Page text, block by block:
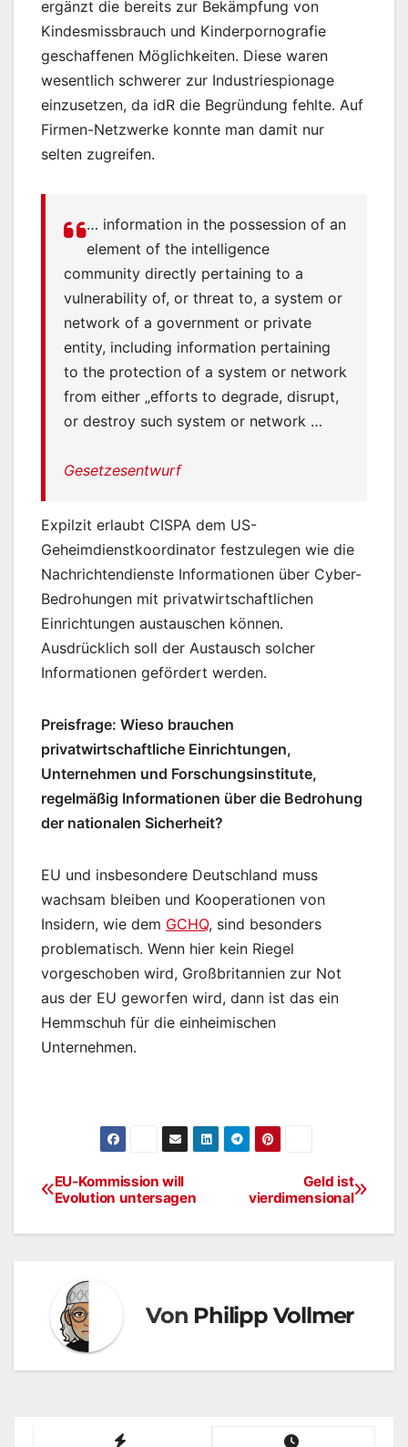
ergänzt die bereits zur Bekämpfung von
Kindesmissbrauch und Kinderpornografie
geschaffenen Möglichkeiten. Diese waren
wesentlich schwerer zur Industriespionage
einzusetzen, da idR die Begründung fehlte. Auf
Firmen-Netzwerke konnte man damit nur
selten zugreifen.
… information in the possession of an
element of the intelligence
community directly pertaining to a
vulnerability of, or threat to, a system or
network of a government or private
entity, including information pertaining
to the protection of a system or network
from either „efforts to degrade, disrupt,
or destroy such system or network …
Gesetzesentwurf
Expilzit erlaubt CISPA dem US-
Geheimdienstkoordinator festzulegen wie die
Nachrichtendienste Informationen über Cyber-
Bedrohungen mit privatwirtschaftlichen
Einrichtungen austauschen können.
Ausdrücklich soll der Austausch solcher
Informationen gefördert werden.
Preisfrage: Wieso brauchen
privatwirtschaftliche Einrichtungen,
Unternehmen und Forschungsinstitute,
regelmäßig Informationen über die Bedrohung
der nationalen Sicherheit?
EU und insbesondere Deutschland muss
wachsam bleiben und Kooperationen von
Insidern, wie dem GCHQ, sind besonders
problematisch. Wenn hier kein Riegel
vorgeschoben wird, Großbritannien zur Not
aus der EU geworfen wird, dann ist das ein
Hemmschuh für die einheimischen
Unternehmen.
BeitragsnavigationGeld ist
vierdimensional
EU-Kommission will
Evolution untersagen
Von Philipp Vollmer